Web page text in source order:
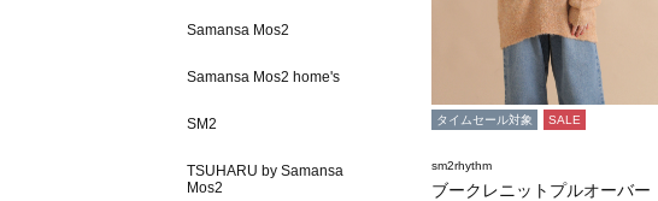
Samansa Mos2
Samansa Mos2 home's
SM2
TSUHARU by Samansa
Mos2
タイムセール対象 SALE
sm2rhythm
ブークレニットプルオーバー